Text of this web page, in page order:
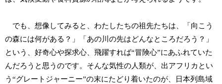
でも、想像してみると、わたしたちの祖先たちは、「向こう
の森には何がある？」「あの川の先はどんなところだろう？」
という、好奇心や探求心、飛躍すれば“冒険心”にあふれていた
んだろうと思うのです。そんな気性の人類が、出アフリカとい
う“グレートジャーニー”の末にたどり着いたのが、日本列島域